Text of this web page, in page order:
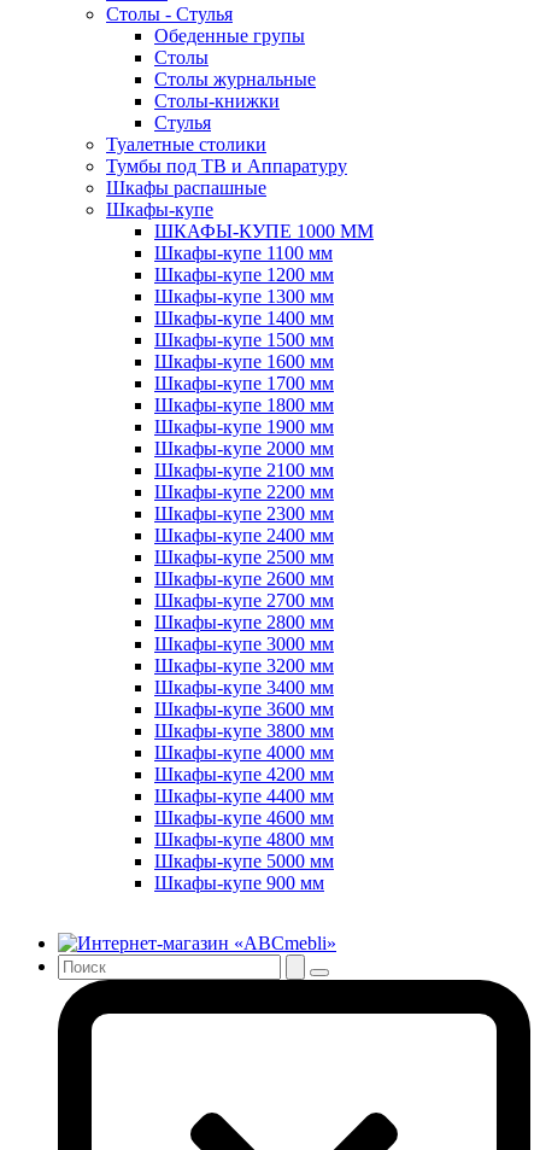
Столы - Стулья
Обеденные групы
Столы
Столы журнальные
Столы-книжки
Стулья
Туалетные столики
Тумбы под ТВ и Аппаратуру
Шкафы распашные
Шкафы-купе
ШКАФЫ-КУПЕ 1000 ММ
Шкафы-купе 1100 мм
Шкафы-купе 1200 мм
Шкафы-купе 1300 мм
Шкафы-купе 1400 мм
Шкафы-купе 1500 мм
Шкафы-купе 1600 мм
Шкафы-купе 1700 мм
Шкафы-купе 1800 мм
Шкафы-купе 1900 мм
Шкафы-купе 2000 мм
Шкафы-купе 2100 мм
Шкафы-купе 2200 мм
Шкафы-купе 2300 мм
Шкафы-купе 2400 мм
Шкафы-купе 2500 мм
Шкафы-купе 2600 мм
Шкафы-купе 2700 мм
Шкафы-купе 2800 мм
Шкафы-купе 3000 мм
Шкафы-купе 3200 мм
Шкафы-купе 3400 мм
Шкафы-купе 3600 мм
Шкафы-купе 3800 мм
Шкафы-купе 4000 мм
Шкафы-купе 4200 мм
Шкафы-купе 4400 мм
Шкафы-купе 4600 мм
Шкафы-купе 4800 мм
Шкафы-купе 5000 мм
Шкафы-купе 900 мм